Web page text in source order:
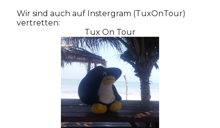
Wir sind auch auf Instergram (TuxOnTour)
vertretten:
Tux On Tour